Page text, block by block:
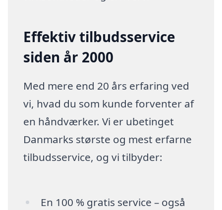
Effektiv tilbudsservice
siden år 2000
Med mere end 20 års erfaring ved
vi, hvad du som kunde forventer af
en håndværker. Vi er ubetinget
Danmarks største og mest erfarne
tilbudsservice, og vi tilbyder:
En 100 % gratis service – også